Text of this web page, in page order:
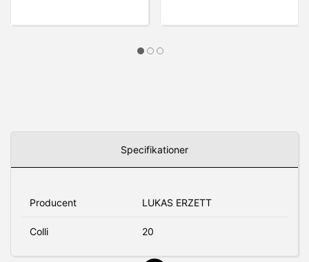
Specifikationer
Producent LUKAS ERZETT
Colli 20